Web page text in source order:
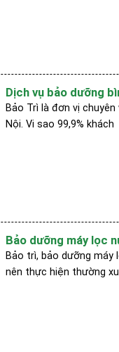
Dịch vụ bảo dưỡng
Bảo Trì là đơn vị
Nội. Vi sao 99,9% khách
Bảo dưỡng máy lọc
Bảo trì, bảo dưỡng
nên thực hiện thường